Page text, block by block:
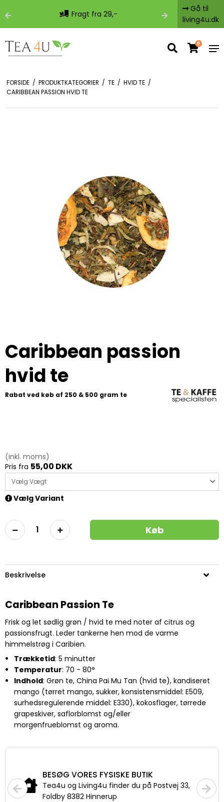
Fragt fra 29,- Fri
Gå til
living4u.dk
0
FORSIDE / PRODUKTKATEGORIER / TE / HVID TE /
CARIBBEAN PASSION HVID TE
Caribbean passion
hvid te
Rabat ved køb af 250 & 500 gram te
(inkl. moms)
Pris fra 55,00 DKK
Vælg Vægt
Vælg Variant
Køb
Beskrivelse
Caribbean Passion Te
Frisk og let sødlig grøn / hvid te med noter af citrus og
passionsfrugt. Leder tankerne hen mod de varme
himmelstrøg i Caribien.
Trækketid: 5 minutter
Temperatur: 70 - 80°
Indhold: Grøn te, China Pai Mu Tan (hvid te), kandiseret
mango (tørret mango, sukker, konsistensmiddel: E509,
surhedsregulerende middel: E330), kokosflager, tørrede
grapeskiver, saflorblomst og/eller
morgenfrueblomst og aroma.
FRAGT
Priser fra 29,-
Fri fragt fra 399,- til pakkeshop